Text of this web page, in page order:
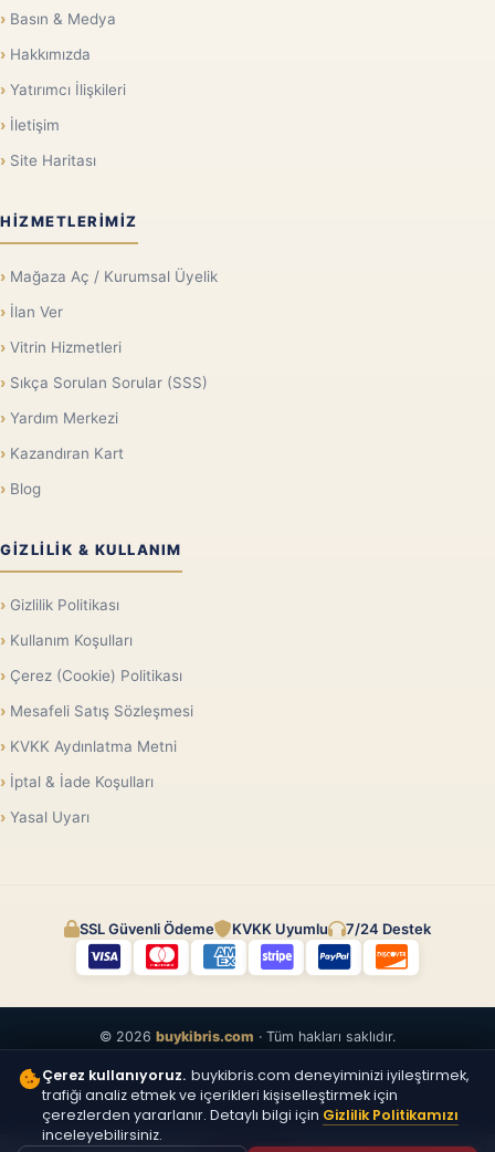
Basın & Medya
Hakkımızda
Yatırımcı İlişkileri
İletişim
Site Haritası
HIZMETLERIMIZ
Mağaza Aç / Kurumsal Üyelik
İlan Ver
Vitrin Hizmetleri
Sıkça Sorulan Sorular (SSS)
Yardım Merkezi
Kazandıran Kart
Blog
GIZLILIK & KULLANIM
Gizlilik Politikası
Kullanım Koşulları
Çerez (Cookie) Politikası
Mesafeli Satış Sözleşmesi
KVKK Aydınlatma Metni
İptal & İade Koşulları
Yasal Uyarı
SSL Güvenli Ödeme KVKK Uyumlu 7/24 Destek
© 2026 buykibris.com · Tüm hakları saklıdır.
Çerez kullanıyoruz. buykibris.com deneyiminizi iyileştirmek,
trafiği analiz etmek ve içerikleri kişiselleştirmek için
çerezlerden yararlanır. Detaylı bilgi için Gizlilik Politikamızı
inceleyebilirsiniz.